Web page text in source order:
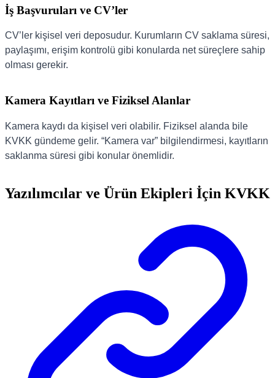
İş Başvuruları ve CV’ler
CV’ler kişisel veri deposudur. Kurumların CV saklama süresi,
paylaşımı, erişim kontrolü gibi konularda net süreçlere sahip
olması gerekir.
Kamera Kayıtları ve Fiziksel Alanlar
Kamera kaydı da kişisel veri olabilir. Fiziksel alanda bile
KVKK gündeme gelir. “Kamera var” bilgilendirmesi, kayıtların
saklanma süresi gibi konular önemlidir.
Yazılımcılar ve Ürün Ekipleri İçin KVKK